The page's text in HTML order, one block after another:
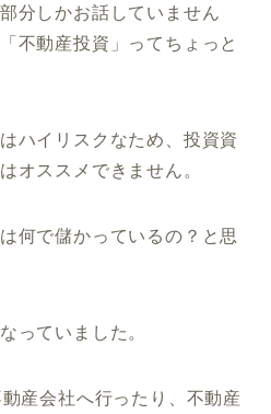
分しかお話していません
不動産投資」ってちょっと
ハイリスクなため、投資資
オススメできません。
何で儲かっているの？と思
っていました。
産会社へ行ったり、不動産